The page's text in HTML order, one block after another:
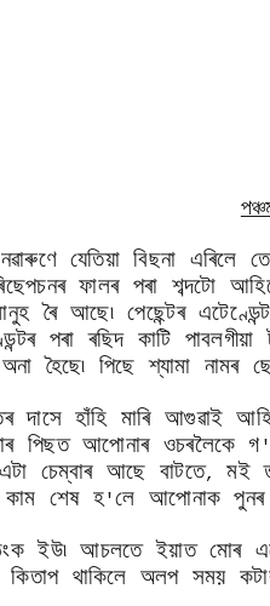
নৱাৰুণে যেতিয়া বিছনা
ফালৰ পৰা শব্দটো
ৰৈ আছে৷ পেছেন্টৰ
পৰা ৰছিদ কাটি
হৈছে৷ পিছে শ্যামা নামৰ
দাসে হাঁহি মাৰি আগুৱাই
পিছত আপোনাৰ ওচৰলৈকে গ
চেম্বাৰ আছে বাটতে,মই
কাম শেষ হ'লে আপোনাক পুনৰ
ইউ৷ আচলতে ইয়াত
কিতাপ থাকিলে অলপ সময়